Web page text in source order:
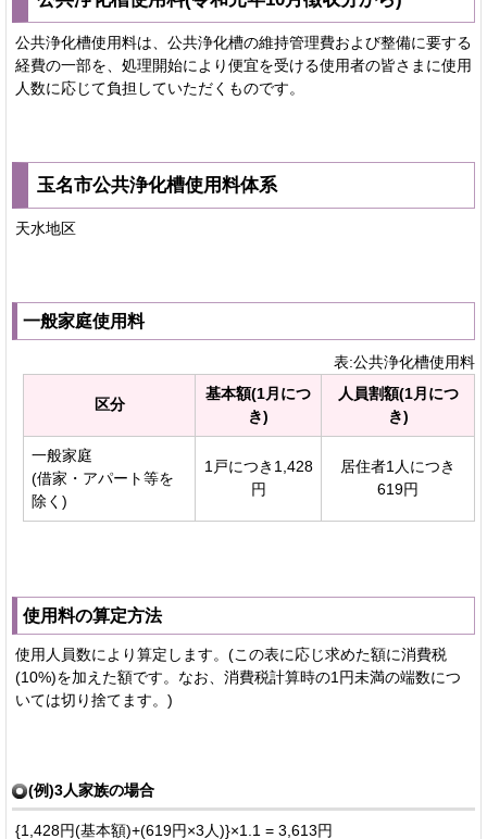
公共浄化槽使用料は、公共浄化槽の維持管理費および整備に要する
経費の一部を、処理開始により便宜を受ける使用者の皆さまに使用
人数に応じて負担していただくものです。
玉名市公共浄化槽使用料体系
天水地区
一般家庭使用料
表:公共浄化槽使用料
区分
基本額(1月につ
き)
人員割額(1月につ
き)
一般家庭
(借家・アパート等を
除く)
1戸につき1,428
円
居住者1人につき
619円
使用料の算定方法
使用人員数により算定します。(この表に応じ求めた額に消費税
(10%)を加えた額です。なお、消費税計算時の1円未満の端数につ
いては切り捨てます。)
(例)3人家族の場合
{1,428円(基本額)+(619円×3人)}×1.1 = 3,613円